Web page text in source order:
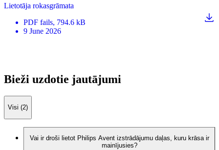
Lietotāja rokasgrāmata
PDF fails, 794.6 kB
9 June 2026
Bieži uzdotie jautājumi
Visi (2)
Vai ir droši lietot Philips Avent izstrādājumu daļas, kuru krāsa ir
mainījusies?